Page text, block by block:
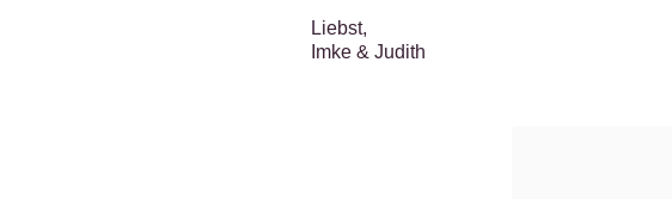
Liebst,
Imke & Judith